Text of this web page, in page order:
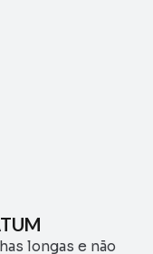
longas e não